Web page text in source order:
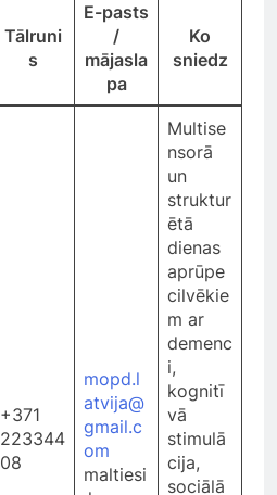
Tālruni
s
E-pasts
/
mājasla
pa
Ko
sniedz
+371
223344
08
mopd.l
atvija@
gmail.c
om
maltiesi
Multise
nsorā
un
struktur
ētā
dienas
aprūpe
cilvēkie
m ar
demenc
i,
kognitī
vā
stimulā
cija,
sociālā